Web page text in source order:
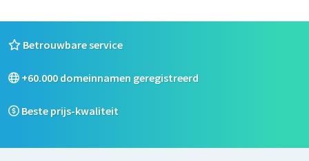
Betrouwbare service
+60.000 domeinnamen geregistreerd
Beste prijs-kwaliteit